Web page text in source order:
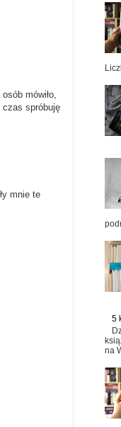
mówiło,
czas spróbuję
mnie te
5
na